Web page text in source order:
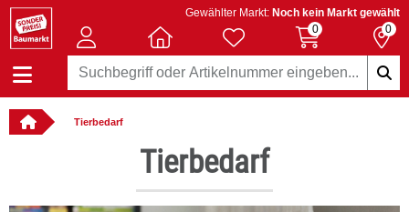
Gewählter Markt: Noch kein Markt gewählt
0
0
Tierbedarf
Tierbedarf